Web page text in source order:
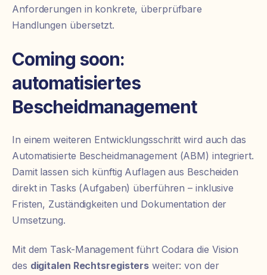
Anforderungen in konkrete, überprüfbare
Handlungen übersetzt.
Coming soon:
automatisiertes
Bescheidmanagement
In einem weiteren Entwicklungsschritt wird auch das
Automatisierte Bescheidmanagement (ABM) integriert.
Damit lassen sich künftig Auflagen aus Bescheiden
direkt in Tasks (Aufgaben) überführen – inklusive
Fristen, Zuständigkeiten und Dokumentation der
Umsetzung.
Mit dem Task-Management führt Codara die Vision
des digitalen Rechtsregisters weiter: von der